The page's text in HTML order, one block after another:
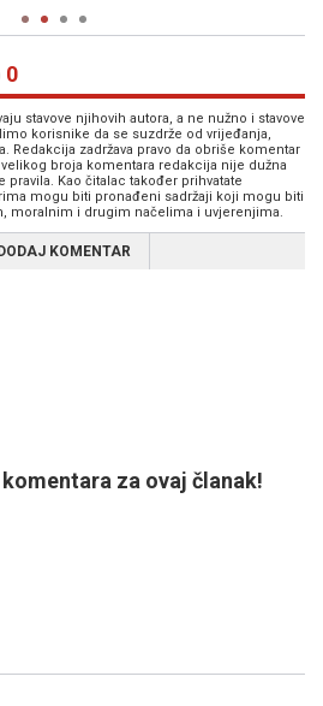
0
stavove njihovih autora, a ne nužno i stavove
korisnike da se suzdrže od vrijeđanja,
Redakcija zadržava pravo da obriše komentar
broja komentara redakcija nije dužna
Kao čitalac također prihvatate
mogu biti pronađeni sadržaji koji mogu biti
moralnim i drugim načelima i uvjerenjima.
DODAJ KOMENTAR
za ovaj članak!